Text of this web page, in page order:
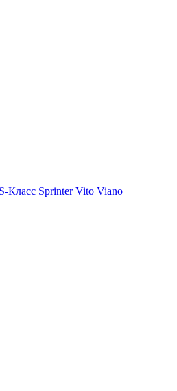
S-Класс Sprinter Vito Viano